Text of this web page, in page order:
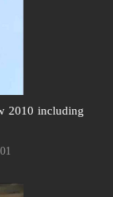
2010 including
01 كانون الثاني 2013, 12:00 ص